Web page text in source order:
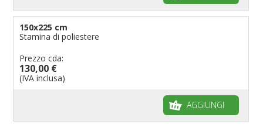
150x225 cm
Stamina di poliestere
Prezzo cda:
130,00 €
(IVA inclusa)
AGGIUNGI